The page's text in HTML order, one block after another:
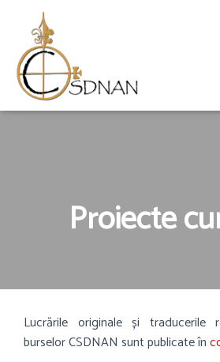
Proiecte
Lucrările originale și traducerile
burselor CSDNAN sunt publicate în